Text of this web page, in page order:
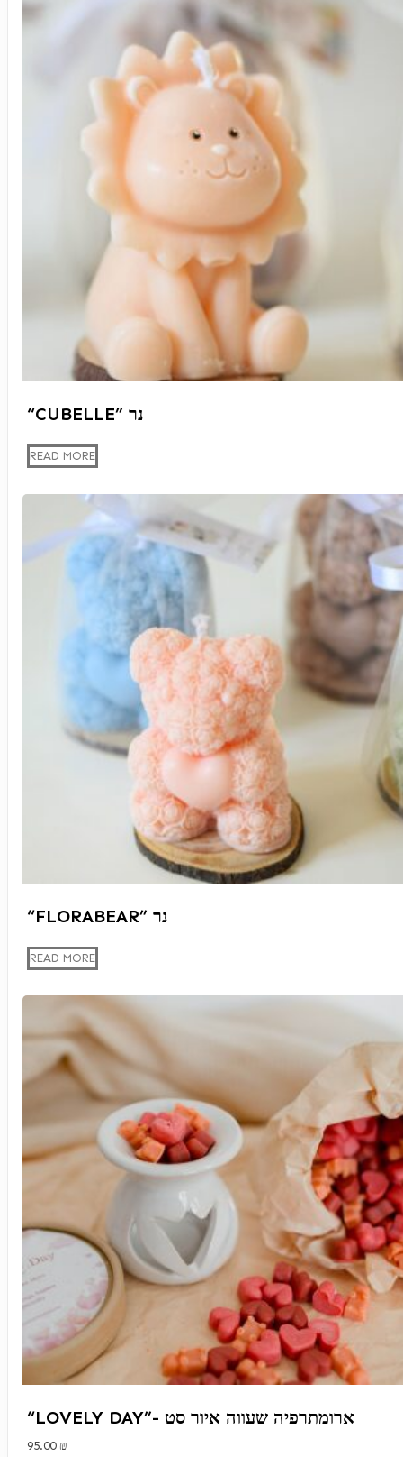
“CUBELLE” נר
READ MORE
“FLORABEAR” נר
READ MORE
“LOVELY DAY”- ארומתרפיה שעווה איור סט
95.00 ₪